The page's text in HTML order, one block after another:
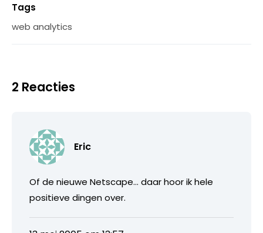
Tags
web analytics
2 Reacties
Eric
Of de nieuwe Netscape… daar hoor ik hele
positieve dingen over.